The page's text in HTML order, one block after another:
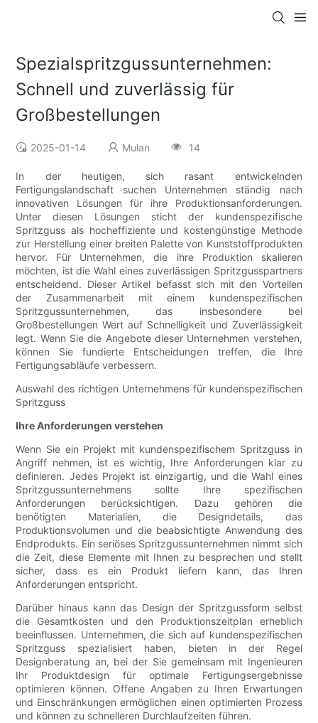
Spezialspritzgussunternehmen:
Schnell und zuverlässig für
Großbestellungen
2025-01-14 Mulan 14
In der heutigen, sich rasant entwickelnden
Fertigungslandschaft suchen Unternehmen ständig nach
innovativen Lösungen für ihre Produktionsanforderungen.
Unter diesen Lösungen sticht der kundenspezifische
Spritzguss als hocheffiziente und kostengünstige Methode
zur Herstellung einer breiten Palette von Kunststoffprodukten
hervor. Für Unternehmen, die ihre Produktion skalieren
möchten, ist die Wahl eines zuverlässigen Spritzgusspartners
entscheidend. Dieser Artikel befasst sich mit den Vorteilen
der Zusammenarbeit mit einem kundenspezifischen
Spritzgussunternehmen, das insbesondere bei
Großbestellungen Wert auf Schnelligkeit und Zuverlässigkeit
legt. Wenn Sie die Angebote dieser Unternehmen verstehen,
können Sie fundierte Entscheidungen treffen, die Ihre
Fertigungsabläufe verbessern.
Auswahl des richtigen Unternehmens für kundenspezifischen
Spritzguss
Ihre Anforderungen verstehen
Wenn Sie ein Projekt mit kundenspezifischem Spritzguss in
Angriff nehmen, ist es wichtig, Ihre Anforderungen klar zu
definieren. Jedes Projekt ist einzigartig, und die Wahl eines
Spritzgussunternehmens sollte Ihre spezifischen
Anforderungen berücksichtigen. Dazu gehören die
benötigten Materialien, die Designdetails, das
Produktionsvolumen und die beabsichtigte Anwendung des
Endprodukts. Ein seriöses Spritzgussunternehmen nimmt sich
die Zeit, diese Elemente mit Ihnen zu besprechen und stellt
sicher, dass es ein Produkt liefern kann, das Ihren
Anforderungen entspricht.
Darüber hinaus kann das Design der Spritzgussform selbst
die Gesamtkosten und den Produktionszeitplan erheblich
beeinflussen. Unternehmen, die sich auf kundenspezifischen
Spritzguss spezialisiert haben, bieten in der Regel
Designberatung an, bei der Sie gemeinsam mit Ingenieuren
Ihr Produktdesign für optimale Fertigungsergebnisse
optimieren können. Offene Angaben zu Ihren Erwartungen
und Einschränkungen ermöglichen einen optimierten Prozess
und können zu schnelleren Durchlaufzeiten führen.